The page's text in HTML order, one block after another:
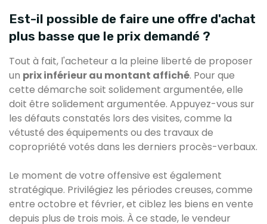
Est-il possible de faire une offre d'achat
plus basse que le prix demandé ?
Tout à fait, l'acheteur a la pleine liberté de proposer
un prix inférieur au montant affiché. Pour que
cette démarche soit solidement argumentée, elle
doit être solidement argumentée. Appuyez-vous sur
les défauts constatés lors des visites, comme la
vétusté des équipements ou des travaux de
copropriété votés dans les derniers procès-verbaux.
Le moment de votre offensive est également
stratégique. Privilégiez les périodes creuses, comme
entre octobre et février, et ciblez les biens en vente
depuis plus de trois mois. À ce stade, le vendeur